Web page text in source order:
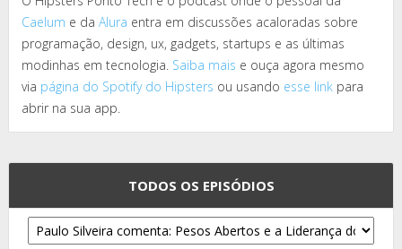
Caelum e da Alura entra em discussões acaloradas sobre
programação, design, ux, gadgets, startups e as últimas
modinhas em tecnologia. Saiba mais e ouça agora mesmo
via página do Spotify do Hipsters ou usando esse link para
abrir na sua app.
TODOS OS EPISÓDIOS